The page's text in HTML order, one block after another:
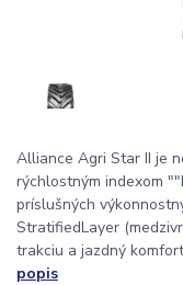
Alliance Agri Star II je
rýchlostným indexom
príslušných
StratifiedLayer
trakciu a jazdný
popis